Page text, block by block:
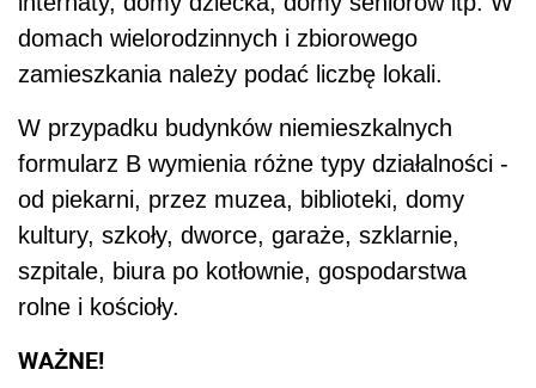
domach wielorodzinnych i zbiorowego
zamieszkania należy podać liczbę lokali.
W przypadku budynków niemieszkalnych
formularz B wymienia różne typy działalności -
od piekarni, przez muzea, biblioteki, domy
kultury, szkoły, dworce, garaże, szklarnie,
szpitale, biura po kotłownie, gospodarstwa
rolne i kościoły.
WAŻNE!